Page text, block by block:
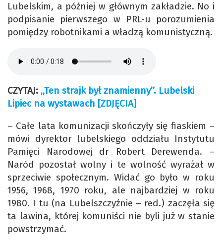
Lubelskim, a później w głównym zakładzie. No i
podpisanie pierwszego w PRL-u porozumienia
pomiędzy robotnikami a władzą komunistyczną.
CZYTAJ: „Ten strajk był znamienny”. Lubelski
Lipiec na wystawach [ZDJĘCIA]
– Całe lata komunizacji skończyły się fiaskiem –
mówi dyrektor lubelskiego oddziału Instytutu
Pamięci Narodowej dr Robert Derewenda. –
Naród pozostał wolny i te wolność wyrażał w
sprzeciwie społecznym. Widać go było w roku
1956, 1968, 1970 roku, ale najbardziej w roku
1980. I tu (na Lubelszczyźnie – red.) zaczęła się
ta lawina, której komuniści nie byli już w stanie
powstrzymać.